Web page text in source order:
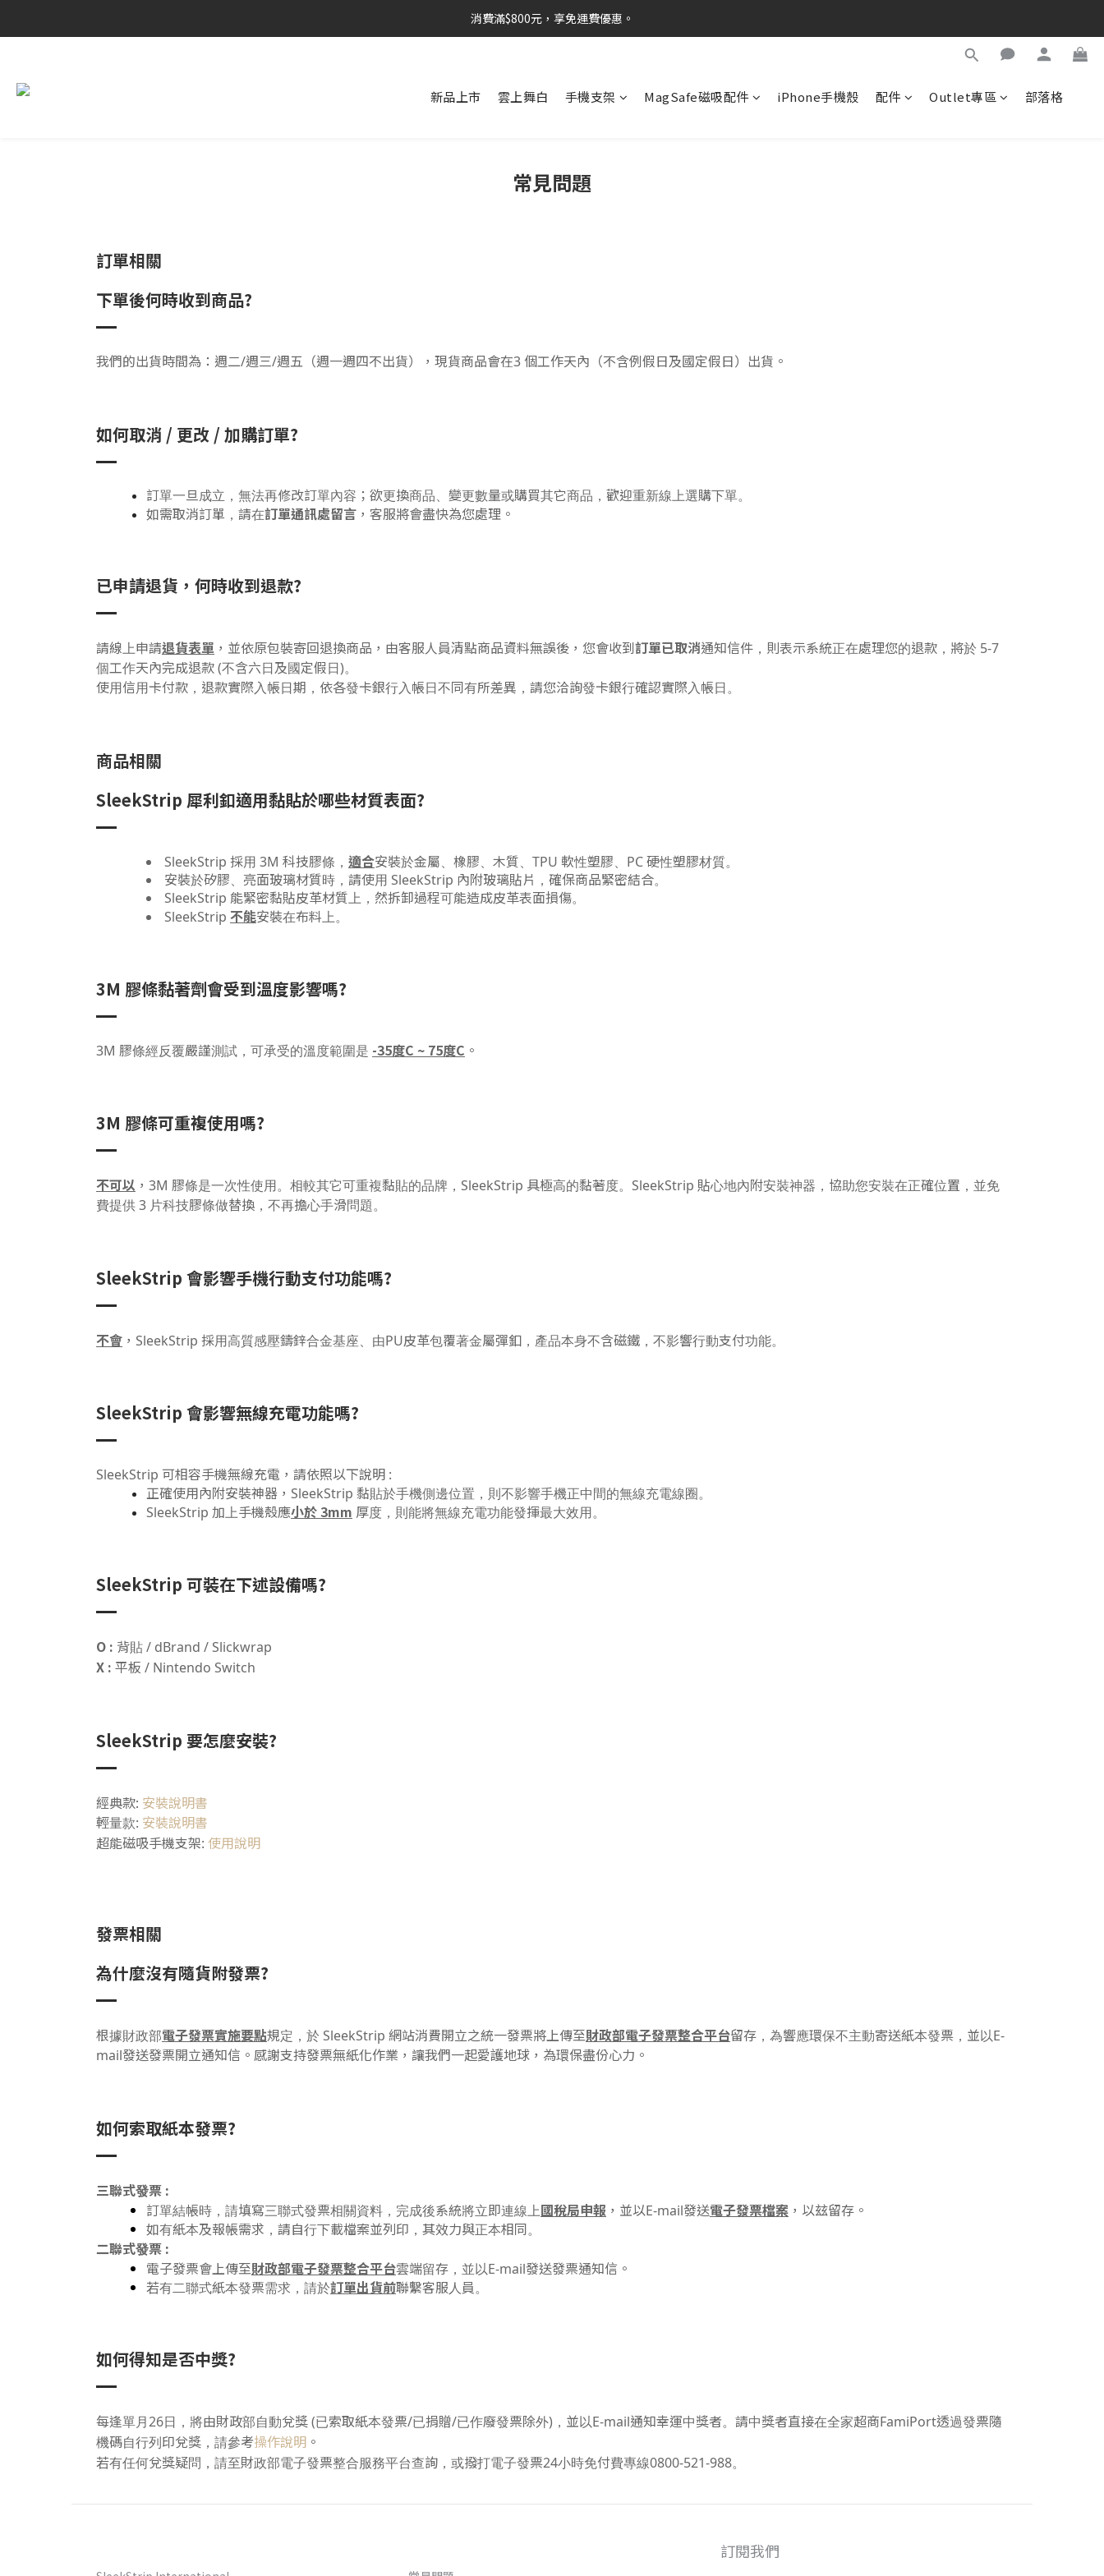
消費滿$800元，享免運費優惠。
新品上市 雲上舞白 手機支架 MagSafe磁吸配件 iPhone手機殼 配件 Outlet專區 部落格
常見問題
訂單相關
下單後何時收到商品?
我們的出貨時間為：週二/週三/週五（週一週四不出貨），現貨商品會在3 個工作天內（不含例假日及國定假日）出貨。
如何取消 / 更改 / 加購訂單?
訂單一旦成立，無法再修改訂單內容；欲更換商品、變更數量或購買其它商品，歡迎重新線上選購下單。
如需取消訂單，請在訂單通訊處留言 ，客服將會盡快為您處理。
已申請退貨，何時收到退款?
請線上申請退貨表單 ，並依原包裝寄回退換商品，由客服人員清點商品資料無誤後，您會收到訂單已取消通知信件，則表示系統正在處理您的退款，將於 5-7
個工作天內完成退款 (不含六日及國定假日)。
使用信用卡付款，退款實際入帳日期，依各發卡銀行入帳日不同有所差異，請您洽詢發卡銀行確認實際入帳日。
商品相關
SleekStrip 犀利釦適用黏貼於哪些材質表面?
SleekStrip 採用 3M 科技膠條， 適合安裝於金屬、橡膠、木質、TPU 軟性塑膠、PC 硬性塑膠材質。
安裝於矽膠、亮面玻璃材質時，請使用 SleekStrip 內附玻璃貼片，確保商品緊密結合。
SleekStrip 能緊密黏貼皮革材質上，然拆卸過程可能造成皮革表面損傷。
SleekStrip 不能安裝在布料上。
3M 膠條黏著劑會受到溫度影響嗎?
3M 膠條經反覆嚴謹測試，可承受的溫度範圍是 -35度C ~ 75度C 。
3M 膠條可重複使用嗎?
不可以 ，3M 膠條是一次性使用。相較其它可重複黏貼的品牌，SleekStrip 具極高的黏著度。SleekStrip 貼心地內附安裝神器，協助您安裝在正確位置，並免
費提供 3 片科技膠條做替換，不再擔心手滑問題。
SleekStrip 會影響手機行動支付功能嗎?
不會 ，SleekStrip 採用高質感壓鑄鋅合金基座、由PU皮革包覆著金屬彈釦，產品本身不含磁鐵，不影響行動支付功能。
SleekStrip 會影響無線充電功能嗎?
SleekStrip 可相容手機無線充電，請依照以下說明 :
正確使用內附安裝神器，SleekStrip 黏貼於手機側邊位置，則不影響手機正中間的無線充電線圈。
SleekStrip 加上手機殼應小於 3mm 厚度，則能將無線充電功能發揮最大效用。
SleekStrip 可裝在下述設備嗎?
O : 背貼 / dBrand / Slickwrap
X : 平板 / Nintendo Switch
SleekStrip 要怎麼安裝?
經典款: 安裝說明書
輕量款: 安裝說明書
超能磁吸手機支架: 使用說明
發票相關
為什麼沒有隨貨附發票?
根據財政部電子發票實施要點規定，於 SleekStrip 網站消費開立之統一發票將上傳至財政部電子發票整合平台留存，為響應環保不主動寄送紙本發票，並以E-
mail發送發票開立通知信。感謝支持發票無紙化作業，讓我們一起愛護地球，為環保盡份心力。
如何索取紙本發票?
三聯式發票 :
訂單結帳時，請填寫三聯式發票相關資料，完成後系統將立即連線上國稅局申報 ，並以E-mail發送電子發票檔案 ，以玆留存。
如有紙本及報帳需求，請自行下載檔案並列印，其效力與正本相同。
二聯式發票 :
電子發票會上傳至財政部電子發票整合平台雲端留存，並以E-mail發送發票通知信。
若有二聯式紙本發票需求，請於訂單出貨前聯繫客服人員。
如何得知是否中獎?
每逢單月26日，將由財政部自動兌獎 (已索取紙本發票/已捐贈/已作廢發票除外)，並以E-mail通知幸運中獎者。請中獎者直接在全家超商FamiPort透過發票隨
機碼自行列印兌獎，請參考操作說明 。
若有任何兌獎疑問，請至財政部電子發票整合服務平台查詢，或撥打電子發票24小時免付費專線0800-521-988。
訂閱我們